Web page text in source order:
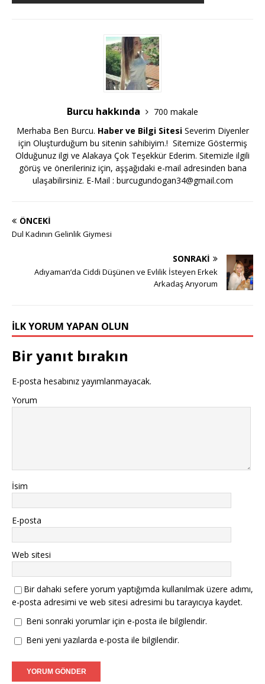
Burcu hakkında
700 makale
Merhaba Ben Burcu. Haber ve Bilgi SitesiSeverim Diyenler
için Oluşturduğum bu sitenin sahibiyim.! Sitemize Göstermiş
Olduğunuz ilgi ve Alakaya Çok Teşekkür Ederim. Sitemizle ilgili
görüş ve önerileriniz için, aşşağıdaki e-mail adresinden bana
ulaşabilirsiniz. E-Mail : burcugundogan34@gmail.com
ÖNCEKI
Dul Kadının Gelinlik Giymesi
SONRAKI
Adıyaman’da Ciddi Düşünen ve Evlilik İsteyen Erkek
Arkadaş Arıyorum
İLK YORUM YAPAN OLUN
Bir yanıt bırakın
E-posta hesabınız yayımlanmayacak.
Yorum
İsim
E-posta
Web sitesi
Bir dahaki sefere yorum yaptığımda kullanılmak üzere adımı,
e-posta adresimi ve web sitesi adresimi bu tarayıcıya kaydet.
Beni sonraki yorumlar için e-posta ile bilgilendir.
Beni yeni yazılarda e-posta ile bilgilendir.